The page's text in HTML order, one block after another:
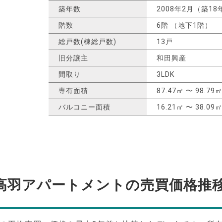
築年数 2008年2月（築18
階数 6階 （地下1階）
総戸数(棟総戸数) 13戸
旧分譲主 和田興産
間取り 3LDK
専有面積 87.47㎡ 〜 98.79㎡
バルコニー面積 16.21㎡ 〜 38.09㎡
羽アパートメントの売買価格推